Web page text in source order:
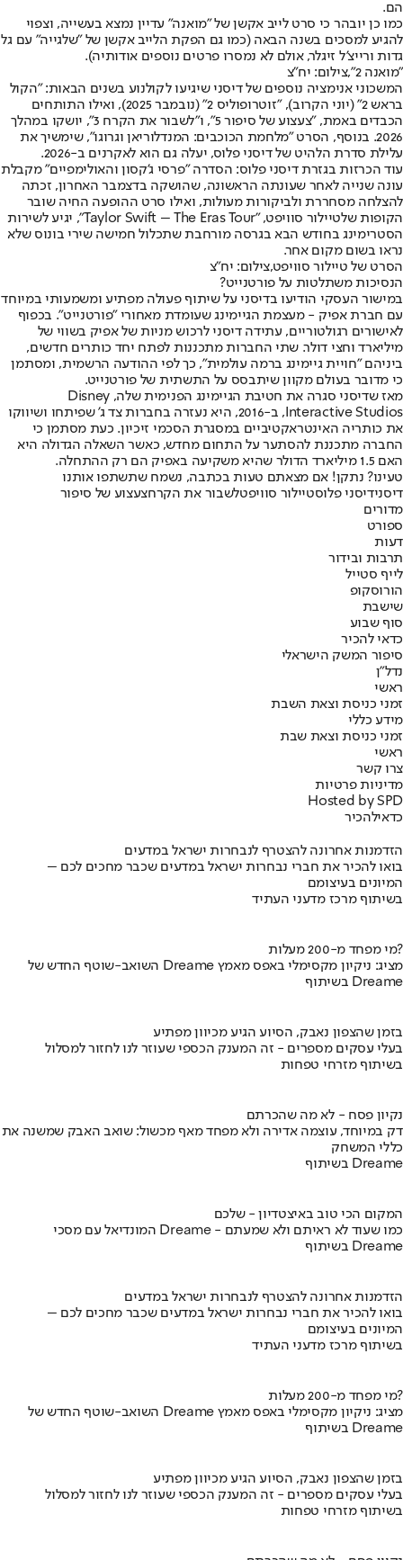
הם.
כמו כן יובהר כי סרט לייב אקשן של "מואנה" עדיין נמצא בעשייה, וצפוי
להגיע למסכים בשנה הבאה (כמו גם הפקת הלייב אקשן של "שלגייה" עם גל
גדות ורייצ'ל זיגלר, אולם לא נמסרו פרטים נוספים אודותיה).
"מואנה 2",צילום: יח"צ
המשכוני אנימציה נוספים של דיסני שיגיעו לקולנוע בשנים הבאות: "הקול
בראש 2" (יוני הקרוב), "זוטרופוליס 2" (נובמבר 2025), ואילו התותחים
הכבדים באמת, "צעצוע של סיפור 5", ו"לשבור את הקרח 3", יושקו במהלך
2026. בנוסף, הסרט "מלחמת הכוכבים: המנדלוריאן וגרוגו", שימשיך את
עלילת סדרת הלהיט של דיסני פלוס, יעלה גם הוא לאקרנים ב-2026.
עוד הכרזות בגזרת דיסני פלוס: הסדרה "פרסי ג'קסון והאולימפיים" מקבלת
עונה שנייה לאחר שעונתה הראשונה, שהושקה בדצמבר האחרון, זכתה
להצלחה מסחררת ולביקורות מעולות, ואילו סרט ההופעה החיה שובר
הקופות שלטיילור סוויפט
, "Taylor Swift – The Eras Tour", יגיע לשירות
הסטרימינג בחודש הבא בגרסה מורחבת שתכלול חמישה שירי בונוס שלא
נראו בשום מקום אחר.
הסרט של טיילור סוויפט,צילום: יח"צ
הנסיכות משתלטות על פורטנייט?
במישור העסקי הודיעו בדיסני על שיתוף פעולה מפתיע ומשמעותי במיוחד
עם חברת אפיק - מעצמת הגיימינג שעומדת מאחורי "פורטנייט". בכפוף
לאישורים רגולטוריים, עתידה דיסני לרכוש מניות של אפיק בשווי של
מיליארד וחצי דולר. שתי החברות מתכננות לפתח יחד כותרים חדשים,
ביניהם "חויית גיימינג ברמה עולמית", כך לפי ההודעה הרשמית, ומסתמן
כי מדובר בעולם מקוון שיתבסס על התשתית של פורטנייט.
מאז שדיסני סגרה את חטיבת הגיימינג הפנימית שלה, Disney
Interactive Studios, ב-2016, היא נעזרה בחברות צד ג' שפיתחו ושיווקו
את כותריה האינטראקטיביים במסגרת הסכמי זיכיון. כעת מסתמן כי
החברה מתכננת להסתער על התחום מחדש, כאשר השאלה הגדולה היא
האם 1.5 מיליארד הדולר שהיא משקיעה באפיק הם רק ההתחלה.
טעינו? נתקן! אם מצאתם טעות בכתבה, נשמח שתשתפו אותנו
דיסנידיסני פלוסטיילור סוויפטלשבור את הקרחצעצוע של סיפור
מדורים
ספורט
דעות
תרבות ובידור
לייף סטייל
הורוסקופ
שישבת
סוף שבוע
כדאי להכיר
סיפור המשק הישראלי
נדל"ן
ראשי
זמני כניסת וצאת השבת
מידע כללי
זמני כניסת וצאת שבת
ראשי
צרו קשר
מדיניות פרטיות
Hosted by SPD
כדאילהכיר
הזדמנות אחרונה להצטרף לנבחרות ישראל במדעים
בואו להכיר את חברי נבחרות ישראל במדעים שכבר מחכים לכם –
המיונים בעיצומם
בשיתוף מרכז מדעני העתיד
מי מפחד מ-200 מעלות?
השואב-שוטף החדש של Dreame מציג: ניקיון מקסימלי באפס מאמץ
בשיתוף Dreame
בזמן שהצפון נאבק, הסיוע הגיע מכיוון מפתיע
בעלי עסקים מספרים - זה המענק הכספי שעוזר לנו לחזור למסלול
בשיתוף מזרחי טפחות
נקיון פסח - לא מה שהכרתם
דק במיוחד, עוצמה אדירה ולא מפחד מאף מכשול: שואב האבק שמשנה את
כללי המשחק
בשיתוף Dreame
המקום הכי טוב באיצטדיון - שלכם
המונדיאל עם מסכי Dreame - כמו שעוד לא ראיתם ולא שמעתם
בשיתוף Dreame
הזדמנות אחרונה להצטרף לנבחרות ישראל במדעים
בואו להכיר את חברי נבחרות ישראל במדעים שכבר מחכים לכם –
המיונים בעיצומם
בשיתוף מרכז מדעני העתיד
מי מפחד מ-200 מעלות?
השואב-שוטף החדש של Dreame מציג: ניקיון מקסימלי באפס מאמץ
בשיתוף Dreame
בזמן שהצפון נאבק, הסיוע הגיע מכיוון מפתיע
בעלי עסקים מספרים - זה המענק הכספי שעוזר לנו לחזור למסלול
בשיתוף מזרחי טפחות